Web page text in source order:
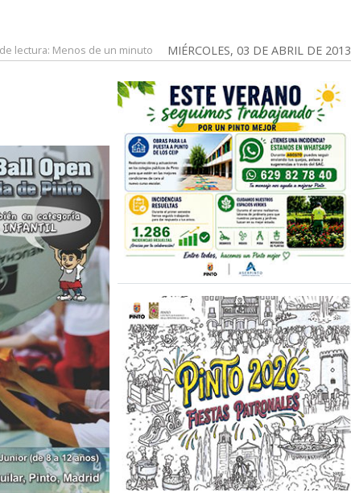
MIÉRCOLES, 03 DE ABRIL DE 2013
lectura: Menos de un minuto